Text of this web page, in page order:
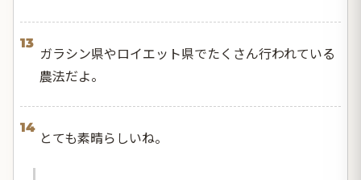
13
ガラシン県やロイエット県でたくさん行われている
農法だよ。
14
とても素晴らしいね。